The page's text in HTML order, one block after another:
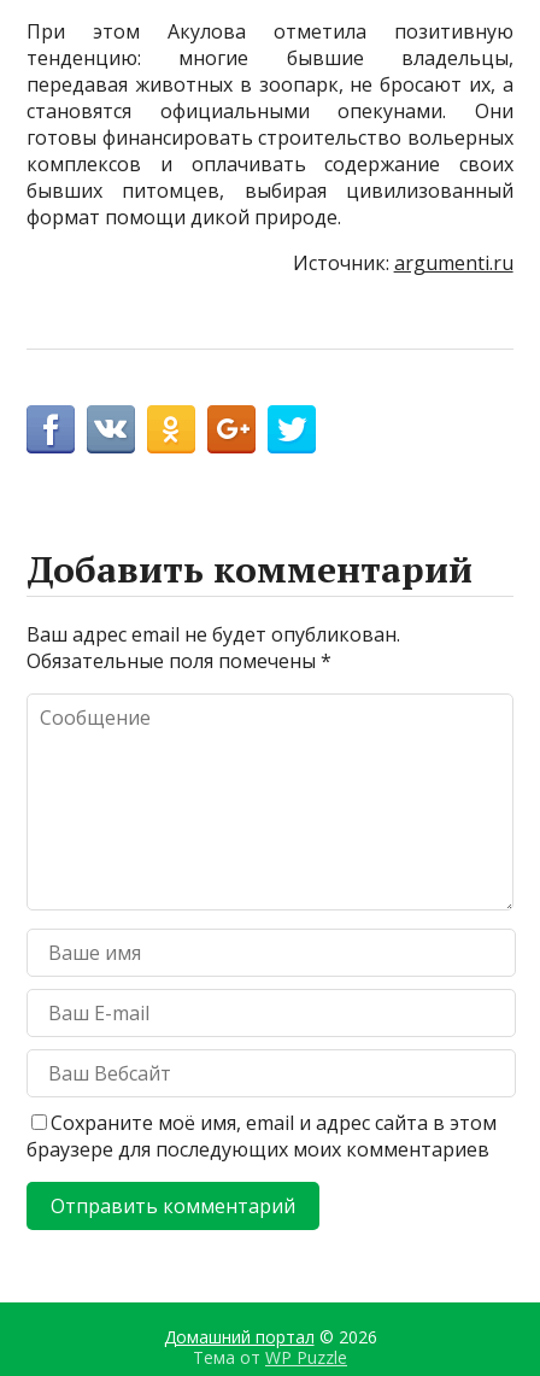
При этом Акулова отметила позитивную
тенденцию: многие бывшие владельцы,
передавая животных в зоопарк, не бросают их, а
становятся официальными опекунами. Они
готовы финансировать строительство вольерных
комплексов и оплачивать содержание своих
бывших питомцев, выбирая цивилизованный
формат помощи дикой природе.
Источник: argumenti.ru
Добавить комментарий
Ваш адрес email не будет опубликован.
Обязательные поля помечены*
Сохраните моё имя, email и адрес сайта в этом
браузере для последующих моих комментариев
Домашний портал © 2026
Тема от WP Puzzle